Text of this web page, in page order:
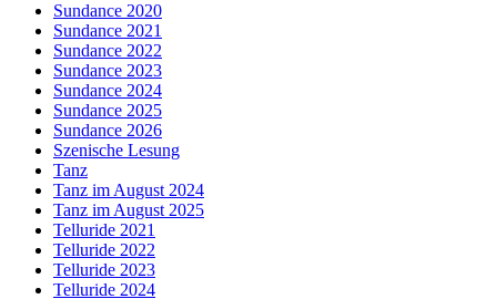
Sundance 2020
Sundance 2021
Sundance 2022
Sundance 2023
Sundance 2024
Sundance 2025
Sundance 2026
Szenische Lesung
Tanz
Tanz im August 2024
Tanz im August 2025
Telluride 2021
Telluride 2022
Telluride 2023
Telluride 2024